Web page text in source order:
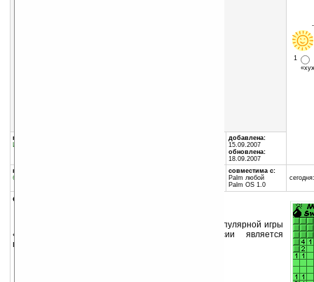
1
группы программы:
Игры
добавлена:
15.09.2007
обновлена:
18.09.2007
программа:
бесплатная
совместима с:
Palm любой
Palm OS 1.0
описание:
MineSweeper — это еще одна реализация популярной игры
«Сапер». Основной особеностью этой версии является
графическое исполнение игры в стиле PalmPilot.